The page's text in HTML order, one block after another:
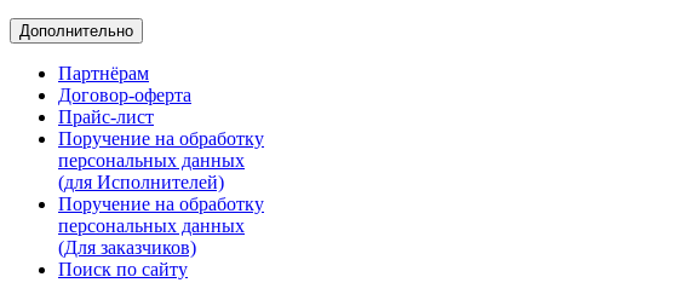
Дополнительно
Партнёрам
Договор-оферта
Прайс-лист
Поручение на обработку
персональных данных
(для Исполнителей)
Поручение на обработку
персональных данных
(Для заказчиков)
Поиск по сайту